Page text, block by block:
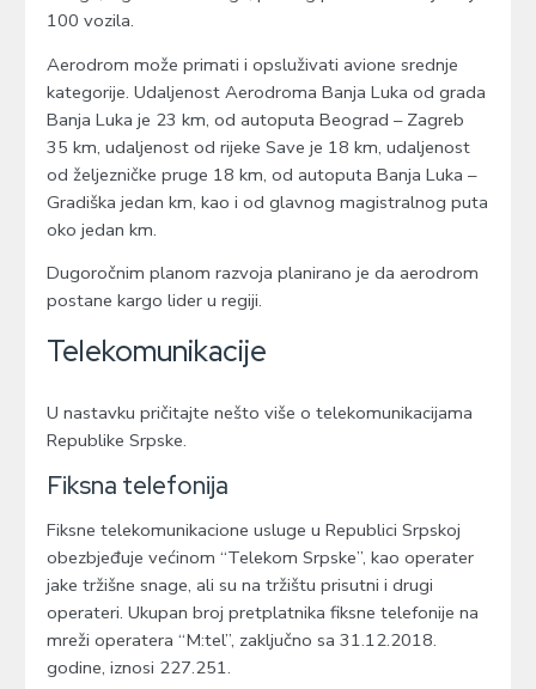
100 vozila.
Aerodrom može primati i opsluživati avione srednje
kategorije. Udaljenost Aerodroma Banja Luka od grada
Banja Luka je 23 km, od autoputa Beograd – Zagreb
35 km, udaljenost od rijeke Save je 18 km, udaljenost
od željezničke pruge 18 km, od autoputa Banja Luka –
Gradiška jedan km, kao i od glavnog magistralnog puta
oko jedan km.
Dugoročnim planom razvoja planirano je da aerodrom
postane kargo lider u regiji.
Telekomunikacije
U nastavku pričitajte nešto više o telekomunikacijama
Republike Srpske.
Fiksna telefonija
Fiksne telekomunikacione usluge u Republici Srpskoj
obezbjeđuje većinom “Telekom Srpske”, kao operater
jake tržišne snage, ali su na tržištu prisutni i drugi
operateri. Ukupan broj pretplatnika fiksne telefonije na
mreži operatera “M:tel”, zaključno sa 31.12.2018.
godine, iznosi 227.251.